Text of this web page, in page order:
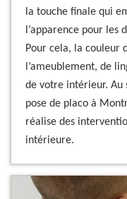
la touche finale qui
l’apparence pour les
Pour cela, la couleur
l’ameublement, de
de votre intérieur. Au
pose de placo à
réalise des
intérieure.